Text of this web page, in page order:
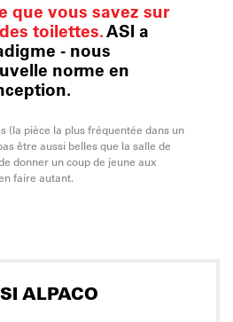
que vous savez sur
toilettes.ASI a
- nous
norme en
(la pièce la plus fréquentée dans un
être aussi belles que la salle de
donner un coup de jeune aux
faire autant.